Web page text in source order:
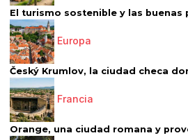
El turismo sostenible y las buenas
Europa
Český Krumlov, la ciudad checa
Francia
Orange, una ciudad romana y